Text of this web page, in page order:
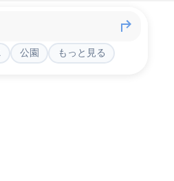
公園 もっと見る